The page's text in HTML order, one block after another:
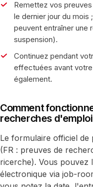
Remettez vos
le dernier jour du mois
peuvent entraîner une
suspension).
Continuez pendant
effectuées avant
également.
Comment
recherches d'emploi
Le formulaire officiel de
(FR : preuves de
ricerche). Vous pouvez
électronique via job-